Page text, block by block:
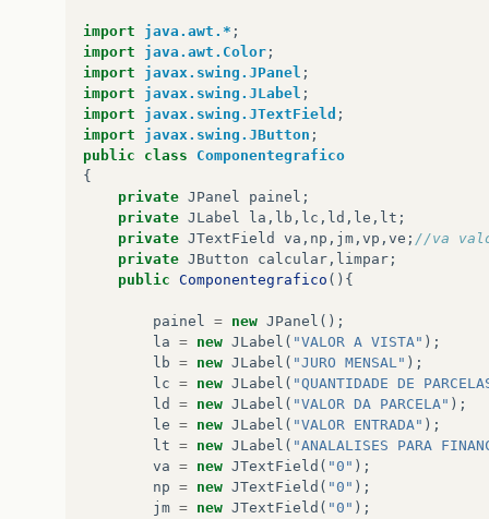
import java.awt.* ;
import
java.awt.Color ;
import
javax.swing.JPanel ;
import
javax.swing.JLabel ;
import
javax.swing.JTextField ;
import
javax.swing.JButton ;
public
class
Componentegrafico
{
private JPanel painel ;
private JLabel la , lb , lc , ld , le , lt ;
private JTextField va , np , jm , vp , ve ; //va
private JButton calcular , limpar ;
public Componentegrafico (){
painel = new JPanel ();
la = new JLabel ( "VALOR A VISTA" );
lb = new JLabel ( "JURO MENSAL" );
lc = new JLabel ( "QUANTIDADE DE
ld
= new JLabel ( "VALOR DA PARCELA" );
le = new JLabel ( "VALOR ENTRADA" );
lt = new JLabel ( "ANALALISES PARA
va = new JTextField ( "0" );
np = new JTextField ( "0" );
jm = new JTextField ( "0" );